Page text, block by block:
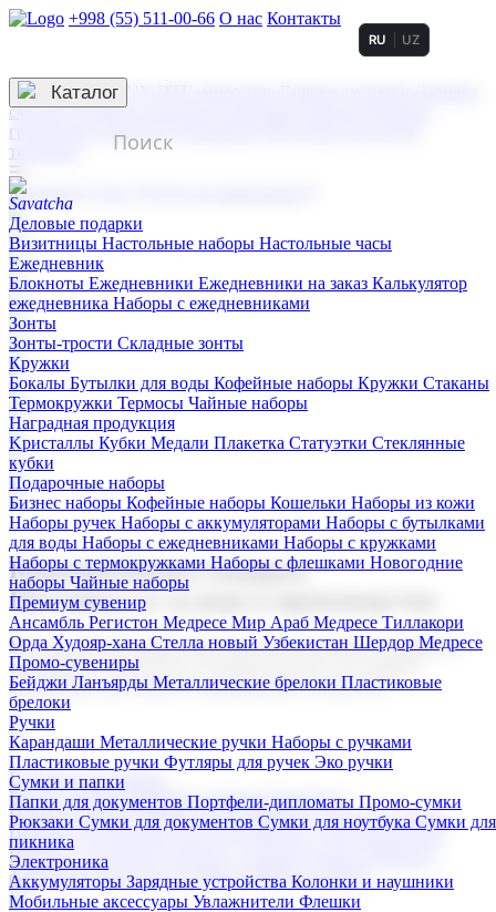
+998 (55) 511-00-66 О нас Контакты
3D гравировка
смолой (Doming)
гравировка твердая
тиснение
RU UZ
☰
Контакты
Каталог
Деловые подарки
Визитницы Настольные наборы Настольные часы
Ежедневник
Блокноты Ежедневники Ежедневники на заказ Калькулятор
ежедневника Наборы с ежедневниками
Зонты
Зонты-трости Складные зонты
Кружки
Бокалы Бутылки для воды Кофейные наборы Кружки Стаканы
Термокружки Термосы Чайные наборы
Наградная продукция
Kристаллы Кубки Медали Плакетка Статуэтки Стеклянные
кубки
Подарочные наборы
Бизнес наборы Кофейные наборы Кошельки Наборы из кожи
Наборы ручек Наборы с аккумуляторами Наборы с бутылками
для воды Наборы с ежедневниками Наборы с кружками
Наборы с термокружками Наборы с флешками Новогодние
наборы Чайные наборы
Премиум сувенир
Ансамбль Регистон Медресе Мир Араб Медресе Тиллакори
Орда Худояр-хана Стелла новый Узбекистан Шердор Медресе
Промо-сувениры
Бейджи Ланъярды Металлические брелоки Пластиковые
брелоки
Ручки
Карандаши Металлические ручки Наборы с ручками
Пластиковые ручки Футляры для ручек Эко ручки
Сумки и папки
Папки для документов Портфели-дипломаты Промо-сумки
Рюкзаки Сумки для документов Сумки для ноутбука Сумки для
пикника
Электроника
Аккумуляторы Зарядные устройства Колонки и наушники
Мобильные аксессуары Увлажнители Флешки
Корпоративные подарки
Поставка со склада и производство
Мы предлагаем широкий выбор корпоративных подарков и
сувениров с логотипом. В нашем каталоге вы найдете
продукцию для бизнеса, мероприятия и клиентов.
Подарочные наборы
Бизнес наборыКофейные наборы Кошельки
Наборы из кожиНаборы ручекНаборы с аккумуляторами
Наборы с бутылками для воды
Наборы с ежедневниками
Наборы с кружками
флешкамиНовогодние наборыЧайные наборы